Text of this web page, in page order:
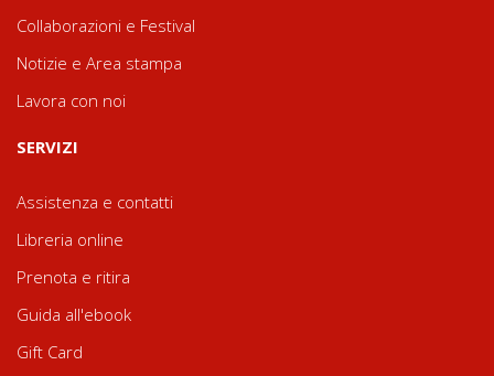
Collaborazioni e Festival
Notizie e Area stampa
Lavora con noi
SERVIZI
Assistenza e contatti
Libreria online
Prenota e ritira
Guida all'ebook
Gift Card